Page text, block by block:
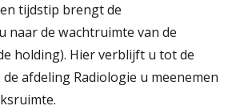
tijdstip brengt de
naar de wachtruimte van de
holding). Hier verblijft u tot de
afdeling Radiologie u meenemen